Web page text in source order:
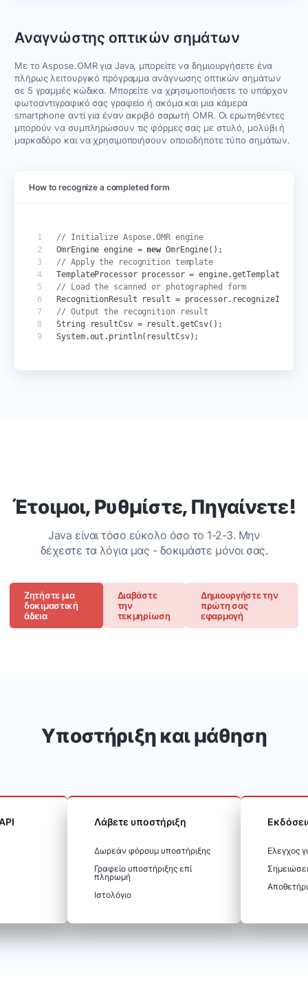
Αναγνώστης οπτικών σημάτων
Με το Aspose.OMR για Java, μπορείτε να δημιουργήσετε ένα
πλήρως λειτουργικό πρόγραμμα ανάγνωσης οπτικών σημάτων
σε 5 γραμμές κώδικα. Μπορείτε να χρησιμοποιήσετε το υπάρχον
φωτοαντιγραφικό σας γραφείο ή ακόμα και μια κάμερα
smartphone αντί για έναν ακριβό σαρωτή OMR. Οι ερωτηθέντες
μπορούν να συμπληρώσουν τις φόρμες σας με στυλό, μολύβι ή
μαρκαδόρο και να χρησιμοποιήσουν οποιοδήποτε τύπο σημάτων.
How to recognize a completed form
// Initialize Aspose.OMR engine
OmrEngine engine = new OmrEngine();
// Apply the recognition template
TemplateProcessor processor = engine.
// Load the scanned or photographed form
RecognitionResult
result = processor. recognizeImage
// Output the recognition result
String
resultCsv = result .getCsv();
System.out . println( resultCsv);
Έτοιμοι, Ρυθμίστε, Πηγαίνετε!
Java είναι τόσο εύκολο όσο το 1-2-3. Μην
δέχεστε τα λόγια μας - δοκιμάστε μόνοι σας.
Ζητήστε μια
δοκιμαστική
άδεια
Διαβάστε
την
τεκμηρίωση
Δημιουργήστε την
πρώτη σας
εφαρμογή
Υποστήριξη και μάθηση
Λάβετε υποστήριξη
Δωρεάν φόρουμ υποστήριξης
Γραφείο υποστήριξης επί
πληρωμή
Ιστολόγιο
Ελεγχος